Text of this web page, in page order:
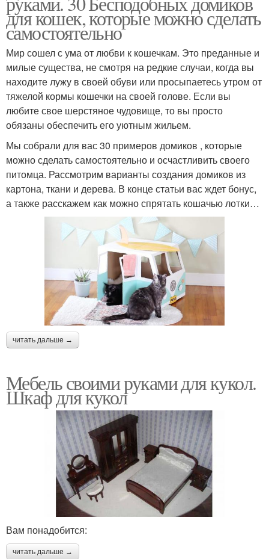
для кошек, которые можно сделать
самостоятельно
Мир сошел с ума от любви к кошечкам. Это преданные и
милые существа, не смотря на редкие случаи, когда вы
находите лужу в своей обуви или просыпаетесь утром от
тяжелой кормы кошечки на своей голове. Если вы
любите свое шерстяное чудовище, то вы просто
обязаны обеспечить его уютным жильем.
Мы собрали для вас 30 примеров домиков , которые
можно сделать самостоятельно и осчастливить своего
питомца. Рассмотрим варианты создания домиков из
картона, ткани и дерева. В конце статьи вас ждет бонус,
а также расскажем как можно спрятать кошачью лотки…
читать дальше →
Мебель своими руками для кукол.
Шкаф для кукол
Вам понадобится:
читать дальше →